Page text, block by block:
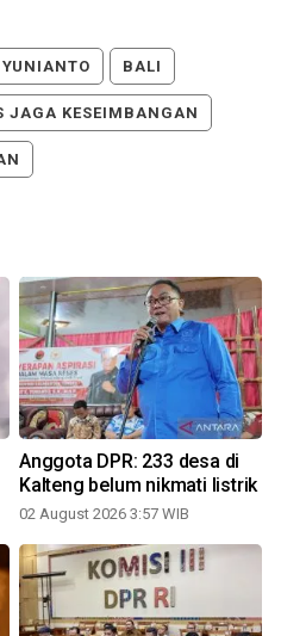
BALI
JAGA KESEIMBANGAN
Anggota DPR: 233 desa di
Kalteng belum nikmati listrik
02 August 2026 3:57 WIB